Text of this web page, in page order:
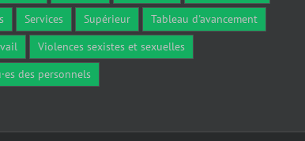
Services Supérieur
Tableau d'avancement
Violences sexistes et sexuelles
des personnels